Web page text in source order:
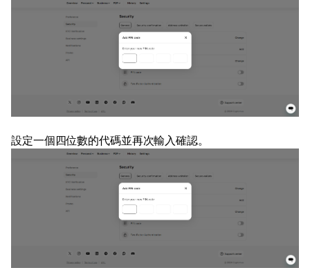
設定一個四位數的代碼並再次輸入確認。